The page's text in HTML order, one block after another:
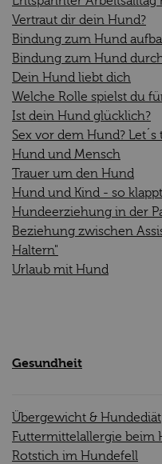
Vertraut dir dein Hund?
Bindung zum Hund
Bindung zum Hund
Dein Hund liebt dich
Welche Rolle spielst du
Ist dein Hund glücklich?
Sex vor dem Hund? Let´s
Hund und Mensch
Trauer um den Hund
Hund und Kind - so
Hundeerziehung in der
Beziehung zwischen
Haltern"
Urlaub mit Hund
Gesundheit
Übergewicht & Hundediät
Futtermittelallergie beim
Rotstich im Hundefell